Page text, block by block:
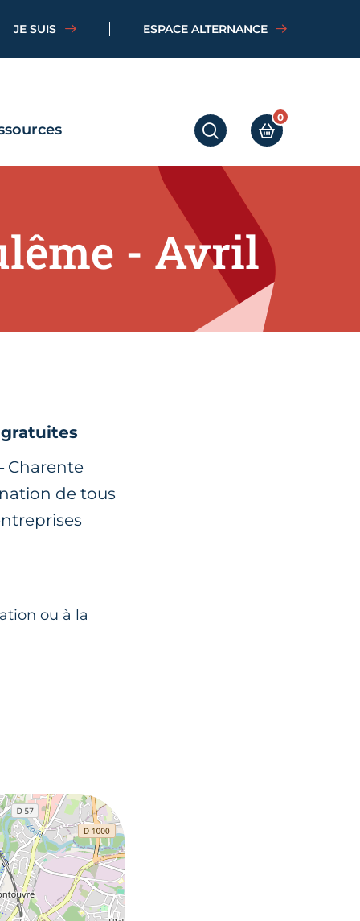
JE SUIS ESPACE ALTERNANCE
RECHERCHERMON PANIER
0
- Avril
Charente
de tous
ou à la